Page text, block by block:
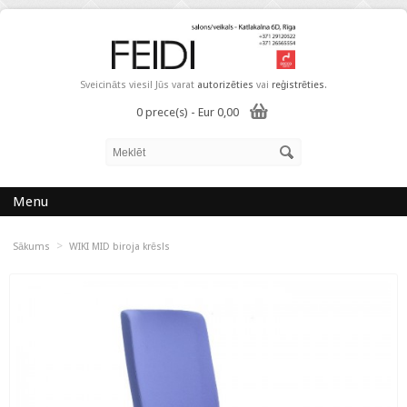
Sveicināts viesi! Jūs varat autorizēties vai reģistrēties.
0 prece(s) - Eur 0,00
Menu
Sākums > WIKI MID biroja krēsls